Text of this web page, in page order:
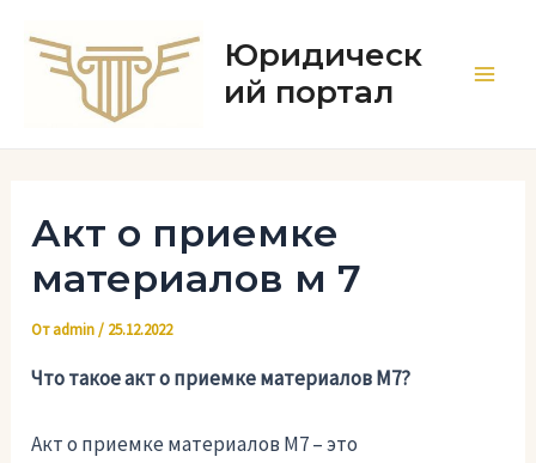
содержимому
Юридическ
ий портал
Акт о приемке
материалов м 7
Отadmin/ 25.12.2022
Что такое акт о приемке материалов М7?
Акт о приемке материалов М7 – это